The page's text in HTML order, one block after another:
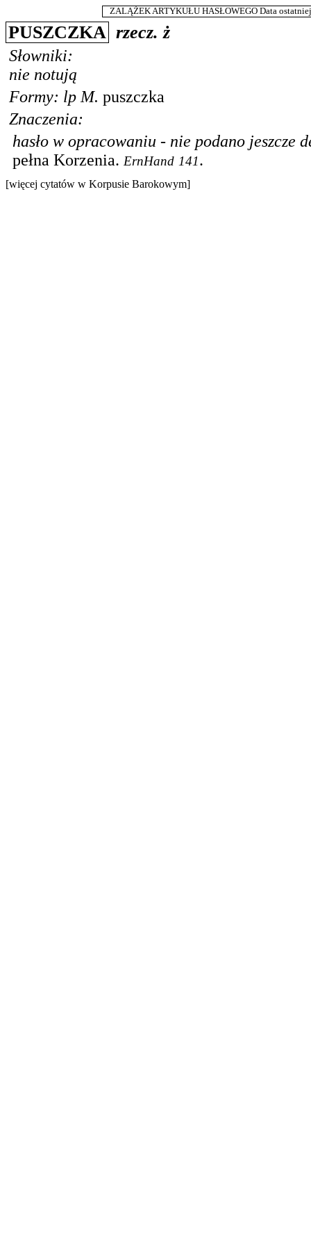
ZALĄŻEK ARTYKUŁU HASŁOWEGO Data
PUSZCZKA rzecz. ż
Słowniki:
nie notują
Formy: lp M. puszczka
Znaczenia:
hasło w opracowaniu - nie podano jeszcze
pełna Korzenia. ErnHand 141.
[więcej cytatów w Korpusie Barokowym]